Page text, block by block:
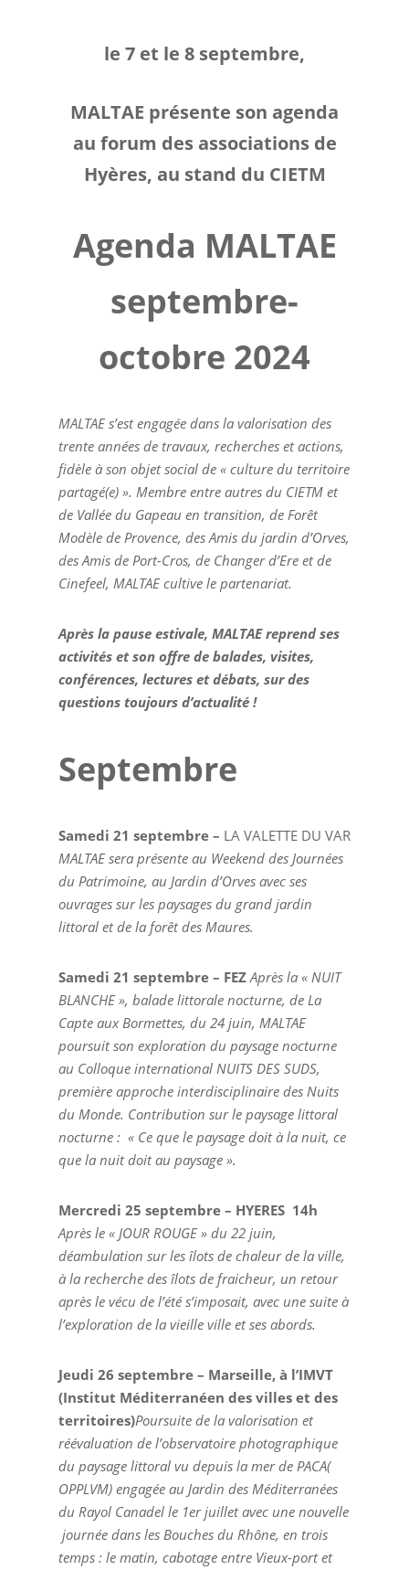
débats lecture et
écriture,
architecture et
paysages
le 7 et le 8 septembre,
MALTAE présente son agenda
au forum des associations de
Hyères, au stand du CIETM
Agenda MALTAE
septembre-
octobre 2024
MALTAE s’est engagée dans la valorisation des
trente années de travaux, recherches et actions,
fidèle à son objet social de « culture du territoire
partagé(e) ». Membre entre autres du CIETM et
de Vallée du Gapeau en transition, de Forêt
Modèle de Provence, des Amis du jardin d’Orves,
des Amis de Port-Cros, de Changer d’Ere et de
Cinefeel, MALTAE cultive le partenariat.
Après la pause estivale, MALTAE reprend ses
activités et son offre de balades, visites,
conférences, lectures et débats, sur des
questions toujours d’actualité !
Septembre
Samedi 21 septembre – LA VALETTE DU VAR
MALTAE sera présente au Weekend des Journées
du Patrimoine, au Jardin d’Orves avec ses
ouvrages sur les paysages du grand jardin
littoral et de la forêt des Maures.
Samedi 21 septembre – FEZAprès la « NUIT
BLANCHE », balade littorale nocturne, de La
Capte aux Bormettes, du 24 juin, MALTAE
poursuit son exploration du paysage nocturne
au Colloque international NUITS DES SUDS,
première approche interdisciplinaire des Nuits
du Monde. Contribution sur le paysage littoral
nocturne : « Ce que le paysage doit à la nuit, ce
que la nuit doit au paysage ».
Mercredi 25 septembre – HYERES 14h
Après le « JOUR ROUGE » du 22 juin,
déambulation sur les îlots de chaleur de la ville,
à la recherche des îlots de fraicheur, un retour
après le vécu de l’été s’imposait, avec une suite à
l’exploration de la vieille ville et ses abords.
Jeudi 26 septembre – Marseille, à l’IMVT
(Institut Méditerranéen des villes et des
territoires)Poursuite de la valorisation et
réévaluation de l’observatoire photographique
du paysage littoral vu depuis la mer de PACA(
OPPLVM) engagée au Jardin des Méditerranées
du Rayol Canadel le 1er juillet avec une nouvelle
journée dans les Bouches du Rhône, en trois
temps : le matin, cabotage entre Vieux-port et